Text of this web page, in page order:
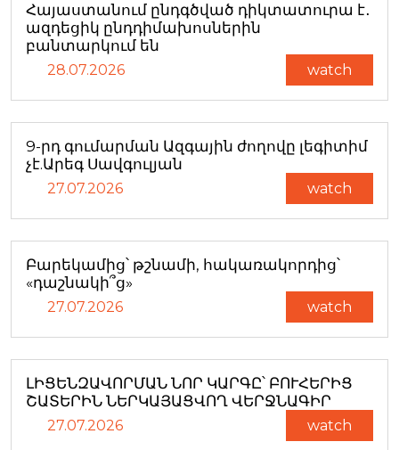
Հայաստանում ընդգծված դիկտատուրա է․
ազդեցիկ ընդդիմախոսներին
բանտարկում են
28.07.2026 watch
9-րդ գումարման Ազգային ժողովը լեգիտիմ
չէ.Արեգ Սավգուլյան
27.07.2026 watch
Բարեկամից՝ թշնամի, հակառակորդից՝
«դաշնակի՞ց»
27.07.2026 watch
ԼԻՑԵՆԶԱՎՈՐՄԱՆ ՆՈՐ ԿԱՐԳԸ՝ ԲՈՒՀԵՐԻՑ
ՇԱՏԵՐԻՆ ՆԵՐԿԱՅԱՑՎՈՂ ՎԵՐՋՆԱԳԻՐ
27.07.2026 watch